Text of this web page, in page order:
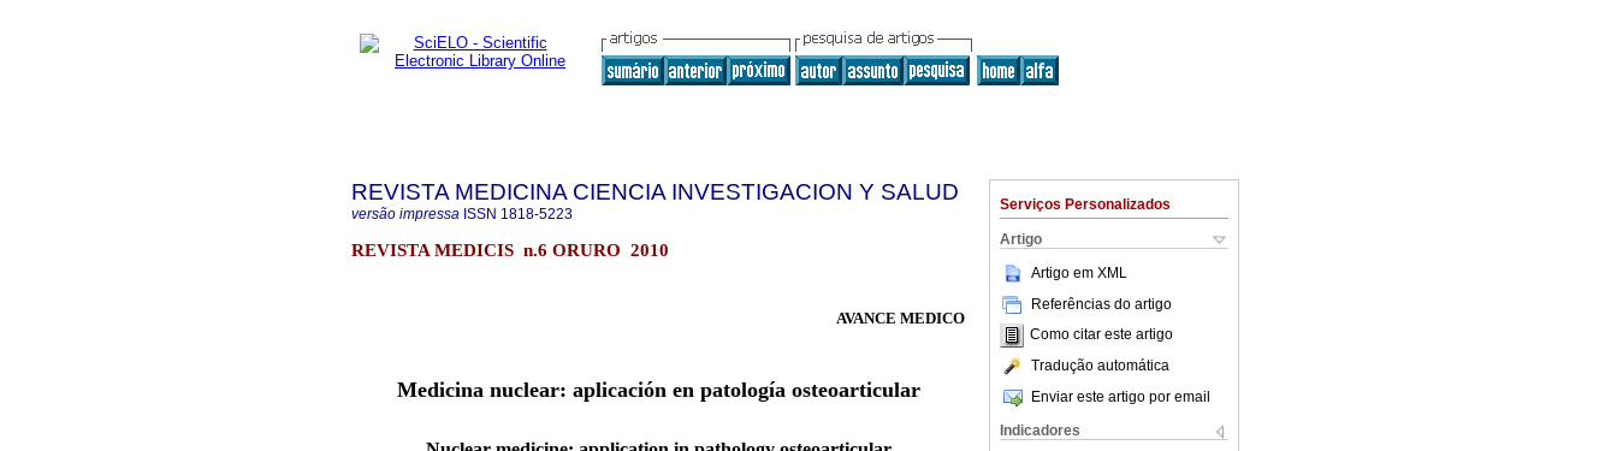
Serviços Personalizados
Artigo
Artigo em XML
Referências do artigo
Como citar este artigo
Tradução automática
Enviar este artigo por email
Indicadores
REVISTA MEDICINA CIENCIA INVESTIGACION Y SALUD
versão impressa ISSN 1818-5223
REVISTA MEDICIS n.6 ORURO 2010
AVANCE MEDICO
Medicina nuclear: aplicación en patología osteoarticular